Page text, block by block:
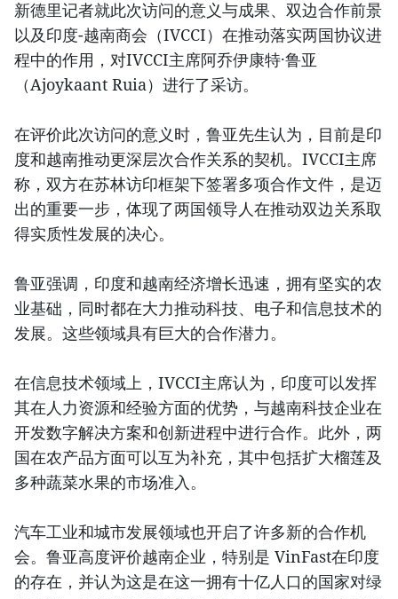
新德里记者就此次访问的意义与成果、双边合作前景
以及印度-越南商会（IVCCI）在推动落实两国协议进
程中的作用，对IVCCI主席阿乔伊康特·鲁亚
（Ajoykaant Ruia）进行了采访。
在评价此次访问的意义时，鲁亚先生认为，目前是印
度和越南推动更深层次合作关系的契机。IVCCI主席
称，双方在苏林访印框架下签署多项合作文件，是迈
出的重要一步，体现了两国领导人在推动双边关系取
得实质性发展的决心。
鲁亚强调，印度和越南经济增长迅速，拥有坚实的农
业基础，同时都在大力推动科技、电子和信息技术的
发展。这些领域具有巨大的合作潜力。
在信息技术领域上，IVCCI主席认为，印度可以发挥
其在人力资源和经验方面的优势，与越南科技企业在
开发数字解决方案和创新进程中进行合作。此外，两
国在农产品方面可以互为补充，其中包括扩大榴莲及
多种蔬菜水果的市场准入。
汽车工业和城市发展领域也开启了许多新的合作机
会。鲁亚高度评价越南企业，特别是 VinFast在印度
的存在，并认为这是在这一拥有十亿人口的国家对绿